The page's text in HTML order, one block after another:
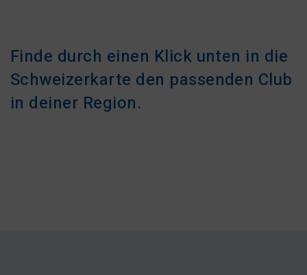
Finde durch einen Klick unten in die
Schweizerkarte den passenden Club
in deiner Region.